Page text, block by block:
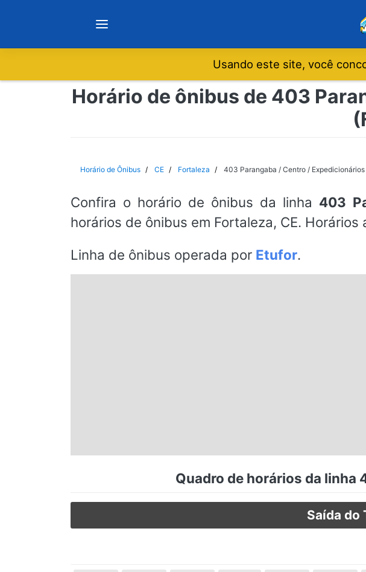
Notícias
São Paulo
Espírito Santo
Usando este site, você
Horário de ônibus de 403
Horário de Ônibus CE Fortaleza 403 Parangaba / Centro / Expedicionários
Confira o horário de ônibus da linha 403
horários de ônibus em Fortaleza, CE.
Linha de ônibus operada por Etufor.
Quadro de horários da linha
Saída do